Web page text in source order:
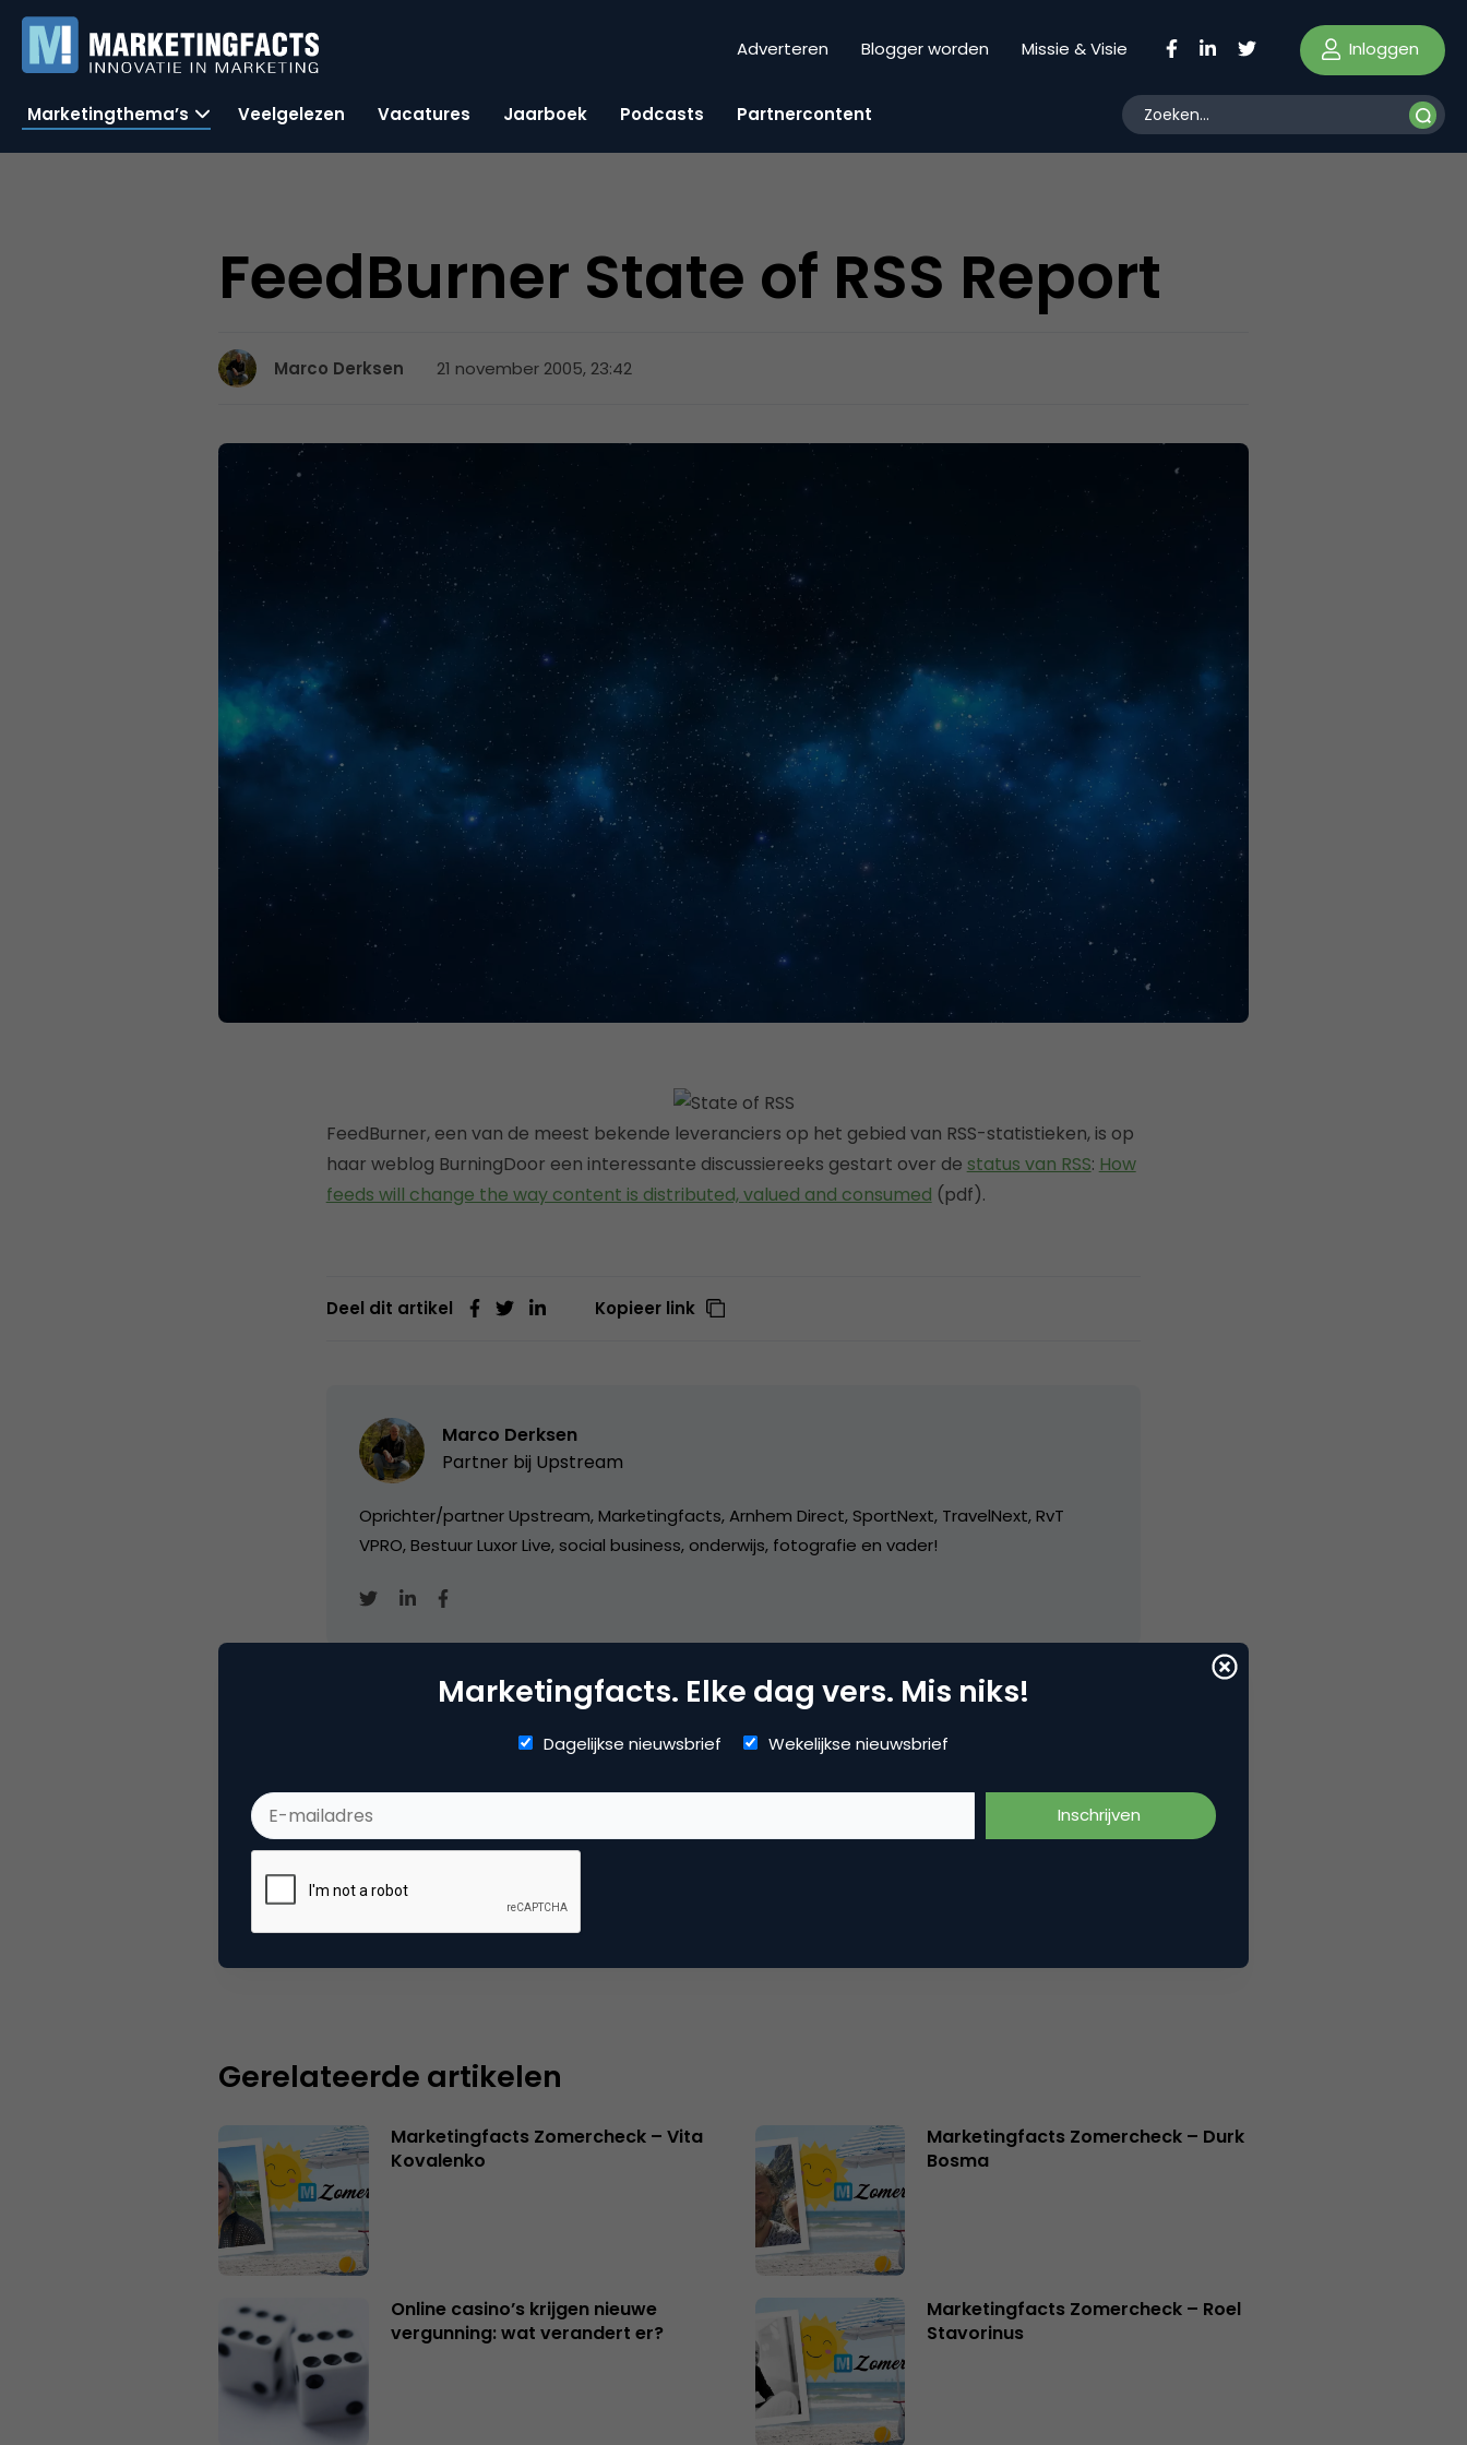
Adverteren Blogger worden Missie & Visie Inloggen
Marketingthema’s Veelgelezen Vacatures Jaarboek Podcasts Partnercontent
FeedBurner State of RSS Report
Marco Derksen 21 november 2005, 23:42
FeedBurner, een van de meest bekende leveranciers op het gebied van RSS-statistieken, is op
haar weblog BurningDoor een interessante discussiereeks gestart over de status van RSS: How
feeds will change the way content is distributed, valued and consumed (pdf).
Deel dit artikel Kopieer link
Marco Derksen
Partner bij Upstream
Oprichter/partner Upstream, Marketingfacts, Arnhem Direct, SportNext, TravelNext, RvT
VPRO, Bestuur Luxor Live, social business, onderwijs, fotografie en vader!
Tags rss marketing, social media marketing
Plaats reactie
Je moet
Gerelateerde artikelen
Marketingfacts Zomercheck – Vita
Kovalenko
Marketingfacts Zomercheck – Durk
Bosma
Online casino’s krijgen nieuwe
vergunning: wat verandert er?
Marketingfacts Zomercheck – Roel
Stavorinus
Marketingfacts. Elke dag vers. Mis niks!
Dagelijkse nieuwsbrief Wekelijkse nieuwsbrief